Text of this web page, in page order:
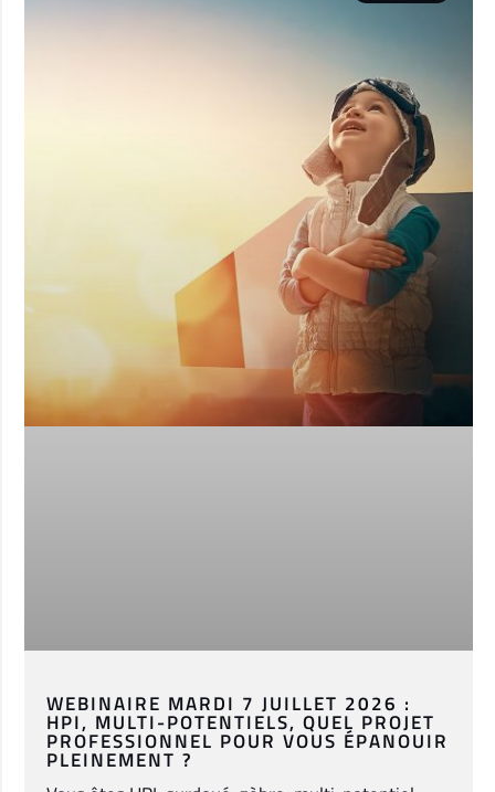
WEBINAIRE MARDI 7 JUILLET 2026 :
HPI, MULTI-POTENTIELS, QUEL PROJET
PROFESSIONNEL POUR VOUS ÉPANOUIR
PLEINEMENT ?